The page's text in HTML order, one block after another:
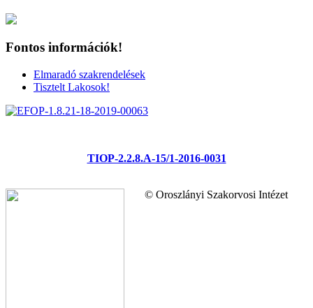
Fontos információk!
Elmaradó szakrendelések
Tisztelt Lakosok!
TIOP-2.2.8.A-15/1-2016-0031
© Oroszlányi Szakorvosi Intézet